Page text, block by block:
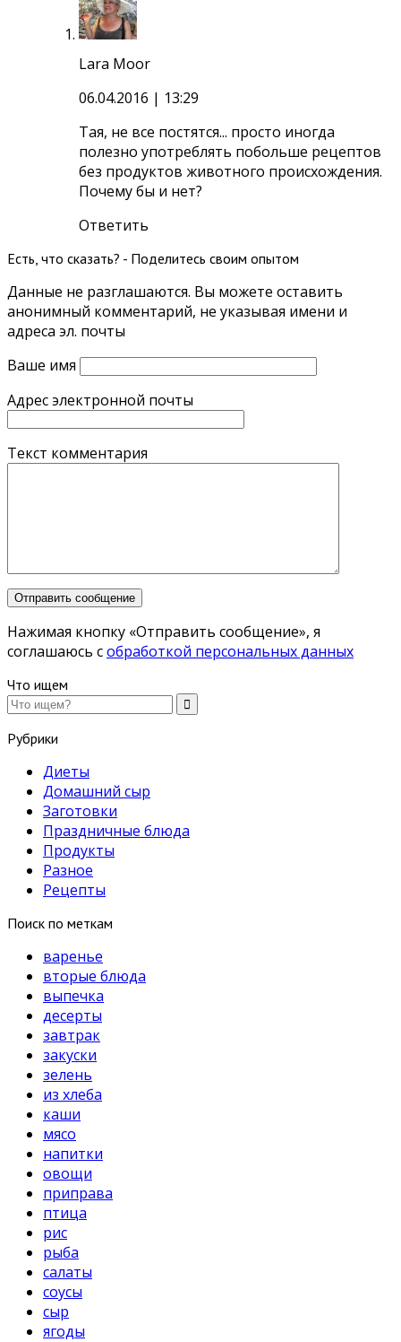
Lara Moor
06.04.2016 | 13:29
Тая, не все постятся... просто иногда
полезно употреблять побольше рецептов
без продуктов животного происхождения.
Почему бы и нет?
Ответить
Есть, что сказать? - Поделитесь своим опытом
Данные не разглашаются. Вы можете оставить
анонимный комментарий, не указывая имени и
адреса эл. почты
Ваше имя
Адрес электронной почты
Текст комментария
Нажимая кнопку «Отправить сообщение», я
соглашаюсь собработкой персональных данных
Что ищем
Рубрики
Диеты
Домашний сыр
Заготовки
Праздничные блюда
Продукты
Разное
Рецепты
Поиск по меткам
варенье
вторые блюда
выпечка
десерты
завтрак
закуски
зелень
из хлеба
каши
мясо
напитки
овощи
приправа
птица
рис
рыба
салаты
соусы
сыр
ягоды